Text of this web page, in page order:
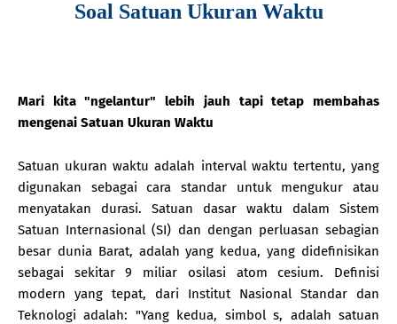
Soal Satuan Ukuran Waktu
Mari kita "ngelantur" lebih jauh tapi tetap membahas
mengenai Satuan Ukuran Waktu
Satuan ukuran waktu adalah interval waktu tertentu, yang
digunakan sebagai cara standar untuk mengukur atau
menyatakan durasi. Satuan dasar waktu dalam Sistem
Satuan Internasional (SI) dan dengan perluasan sebagian
besar dunia Barat, adalah yang kedua, yang didefinisikan
sebagai sekitar 9 miliar osilasi atom cesium. Definisi
modern yang tepat, dari Institut Nasional Standar dan
Teknologi adalah: "Yang kedua, simbol s, adalah satuan